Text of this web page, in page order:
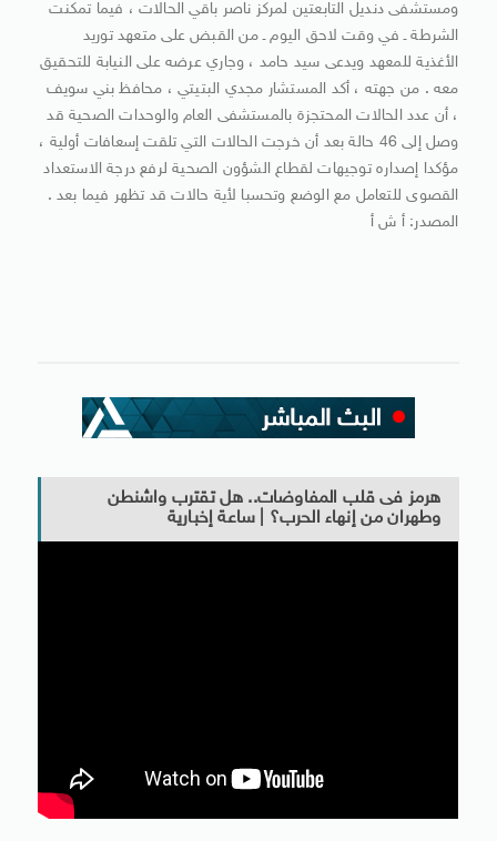
ومستشفى دنديل التابعتين لمركز ناصر باقي الحالات ، فيما تمكنت
الشرطة ـ في وقت لاحق اليوم ـ من القبض على متعهد توريد
الأغذية للمعهد ويدعى سيد حامد ، وجاري عرضه على النيابة للتحقيق
معه . من جهته ، أكد المستشار مجدي البتيتي ، محافظ بني سويف
، أن عدد الحالات المحتجزة بالمستشفى العام والوحدات الصحية قد
وصل إلى 46 حالة بعد أن خرجت الحالات التي تلقت إسعافات أولية ،
مؤكدا إصداره توجيهات لقطاع الشؤون الصحية لرفع درجة الاستعداد
القصوى للتعامل مع الوضع وتحسبا لأية حالات قد تظهر فيما بعد .
المصدر: أ ش أ
هرمز فى قلب المفاوضات.. هل تقترب واشنطن
وطهران من إنهاء الحرب؟ | ساعة إخبارية